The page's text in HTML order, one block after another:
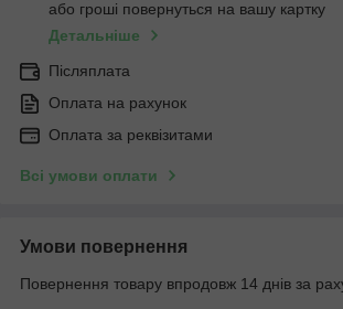
або гроші повернуться на вашу картку
Детальніше
Післяплата
Оплата на рахунок
Оплата за реквізитами
Всі умови оплати
Умови повернення
Повернення товару впродовж 14 днів за